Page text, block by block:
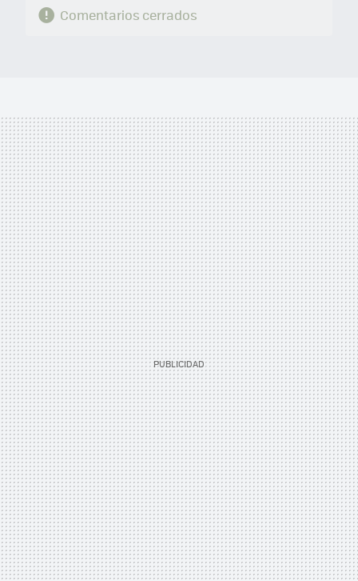
Comentarios cerrados